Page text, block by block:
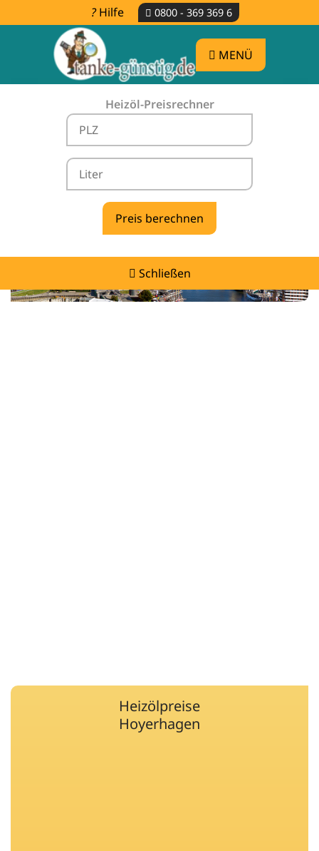
Hilfe 0800 - 369 369 6
MENÜ
Heizöl-Preisrechner
Schließen
Heizölpreise Hoyerhagen -
vergleichen & günstig tanken
Heizölpreise
Hoyerhagen